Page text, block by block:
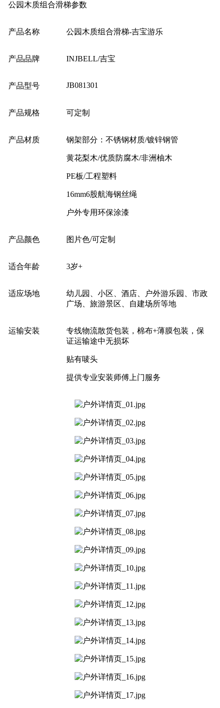
公园木质组合滑梯参数
产品名称 公园木质组合滑梯-吉宝游乐
产品品牌 INJBELL/吉宝
产品型号 JB081301
产品规格 可定制
产品材质 钢架部分：不锈钢材质/镀锌钢管
黄花梨木/优质防腐木/非洲柚木
PE板/工程塑料
16mm6股航海钢丝绳
户外专用环保涂漆
产品颜色 图片色/可定制
适合年龄 3岁+
适应场地
幼儿园、小区、酒店、户外游乐园、市政
广场、旅游景区、自建场所等地
运输安装
专线物流散货包装，棉布+薄膜包装，保
证运输途中无损坏
贴有唛头
提供专业安装师傅上门服务